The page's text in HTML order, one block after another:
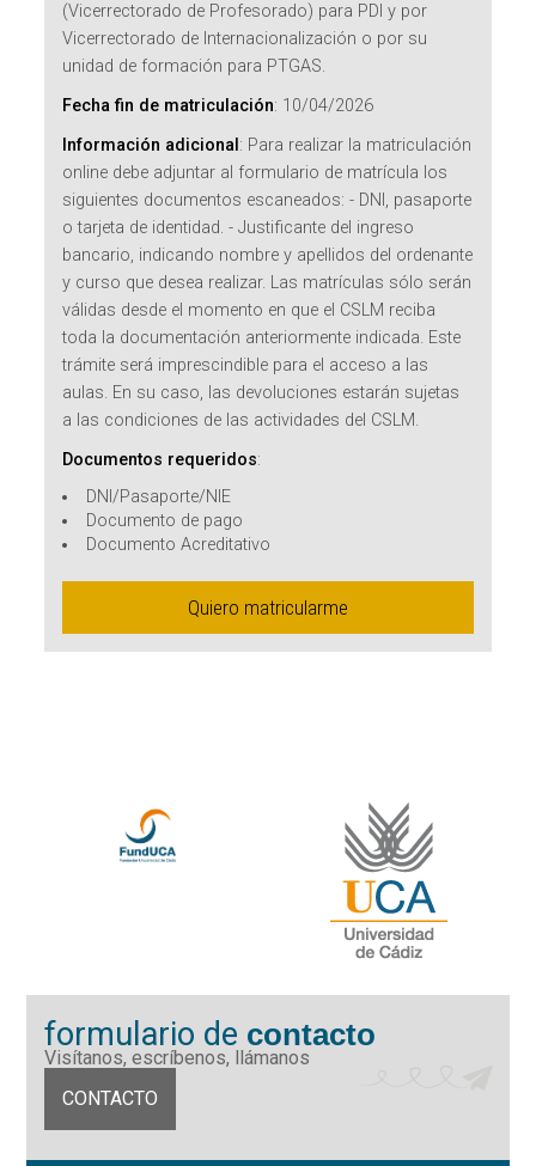
(Vicerrectorado de Profesorado) para PDI y por
Vicerrectorado de Internacionalización o por su
unidad de formación para PTGAS.
Fecha fin de matriculación: 10/04/2026
Información adicional: Para realizar la matriculación
online debe adjuntar al formulario de matrícula los
siguientes documentos escaneados: - DNI, pasaporte
o tarjeta de identidad. - Justificante del ingreso
bancario, indicando nombre y apellidos del ordenante
y curso que desea realizar. Las matrículas sólo serán
válidas desde el momento en que el CSLM reciba
toda la documentación anteriormente indicada. Este
trámite será imprescindible para el acceso a las
aulas. En su caso, las devoluciones estarán sujetas
a las condiciones de las actividades del CSLM.
Documentos requeridos:
DNI/Pasaporte/NIE
Documento de pago
Documento Acreditativo
Quiero matricularme
formulario de contacto
Visítanos, escríbenos, llámanos
CONTACTO